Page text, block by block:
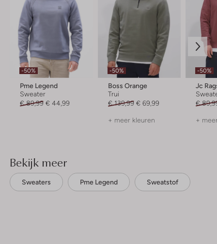
-50%
Pme Legend
Sweater
€ 89,99 € 44,99
-50%
Boss Orange
Trui
€ 139,99 € 69,99
+ meer kleuren
-50%
Jc
€
+
Bekijk meer
Sweaters Pme Legend Sweatstof